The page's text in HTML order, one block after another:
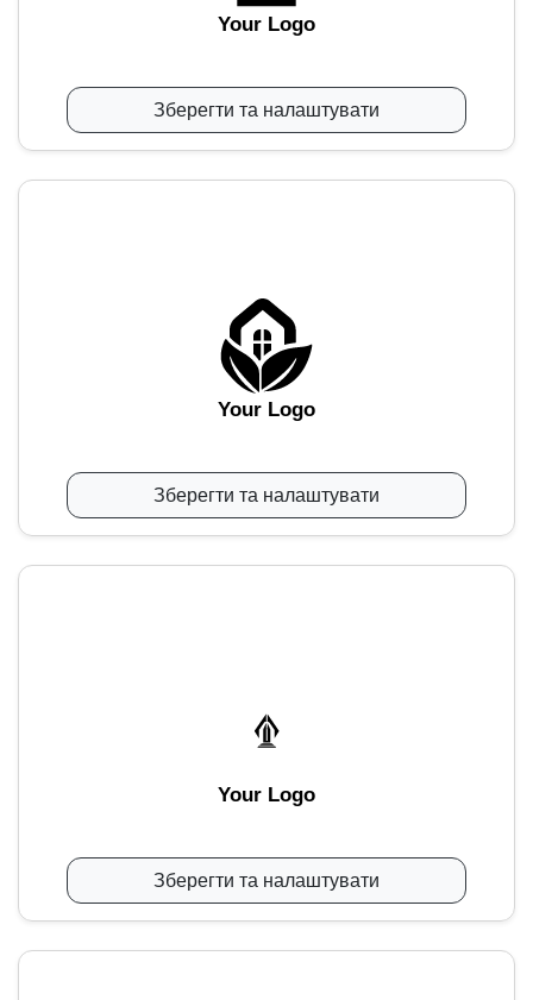
Your Logo
Зберегти та налаштувати
Your Logo
Зберегти та налаштувати
Your Logo
Зберегти та налаштувати